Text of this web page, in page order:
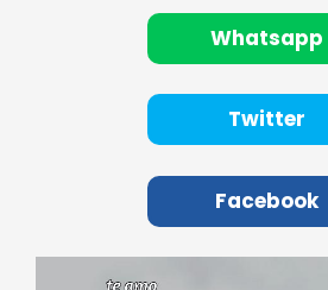
Whatsapp
Twitter
Facebook